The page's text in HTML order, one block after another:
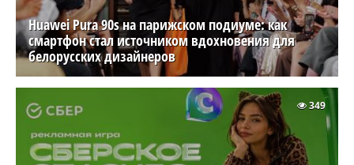
Huawei Pura 90s на парижском подиуме: как
смартфон стал источником вдохновения для
белорусских дизайнеров
349